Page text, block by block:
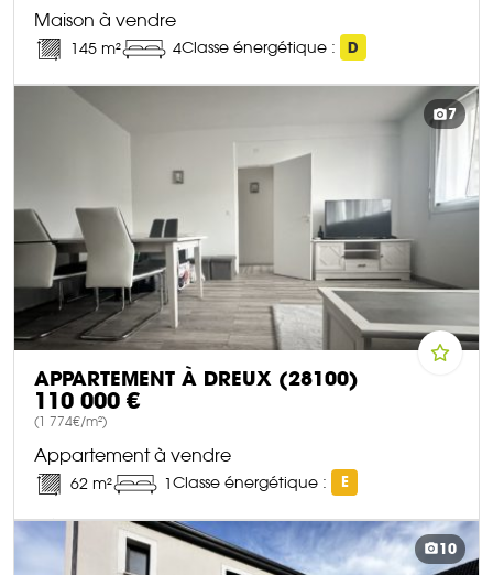
Maison à vendre
145 m² 4Classe énergétique : D
DÉCOUVRIR CE BIEN
7
APPARTEMENT À DREUX (28100)
110 000 €
(1 774€/m²)
Appartement à vendre
62 m² 1Classe énergétique : E
DÉCOUVRIR CE BIEN
10